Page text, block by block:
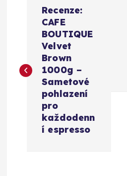
i
Recenze:
CAFE
BOUTIQUE
Velvet
Brown
1000g –
Sametové
pohlazení
pro
každodenn
í espresso